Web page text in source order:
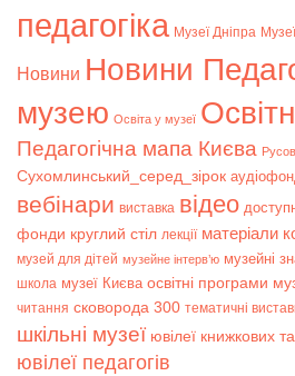
педагогіка Музеї Дніпра
Новини Новини
музею Освіта у музеї
Педагогічна мапа Києва
Сухомлинський_серед_зірок
вебінари виставка відео
фонди круглий стіл лекції матеріали
музей для дітей музейне інтерв’ю музейні
школа музеї Києва освітні програми
читання сковорода 300 тематичні
шкільні музеї ювілеї книжкових
ювілеї педагогів